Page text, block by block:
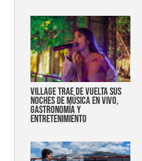
Village trae de vuelta sus
noches de música en vivo,
gastronomía y
entretenimiento